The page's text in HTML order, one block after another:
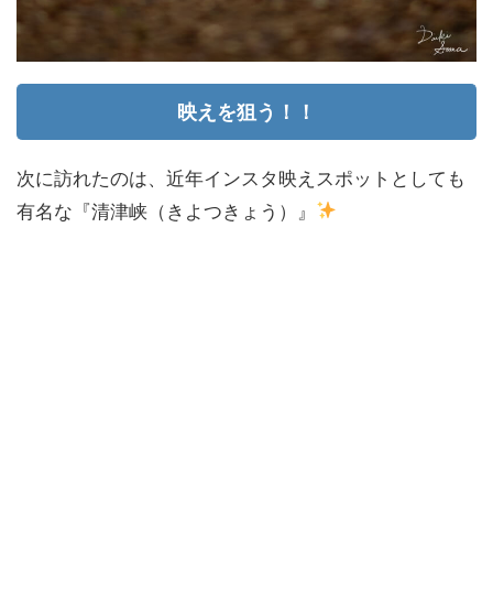
映えを狙う！！
次に訪れたのは、近年インスタ映えスポットとしても
有名な『清津峡（きよつきょう）』